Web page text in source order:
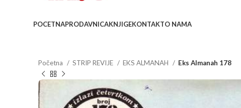
POCETNAPRODAVNICAKNJIGEKONTAKTO NAMA
Početna STRIP REVIJE EKS ALMANAH Eks Almanah 178